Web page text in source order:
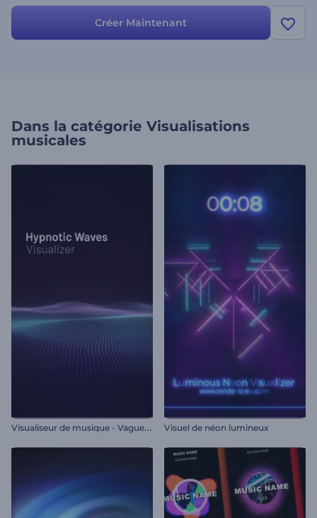
Excitez votre public avec votre visualiseur de musique de pointe.
Créer Maintenant
Dans la catégorie Visualisations
musicales
V
isualiseur de musique - Vagues hypnotiques Visuel de néon lumineux